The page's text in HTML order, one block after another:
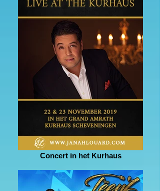
Concert in het Kurhaus